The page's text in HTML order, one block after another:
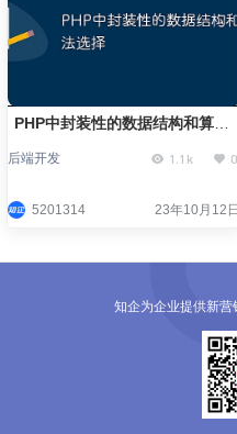
PHP中封装性的数据结构和算法
后端开发 1.1k 0
5201314 23年10月12日
知企为企业提供新营